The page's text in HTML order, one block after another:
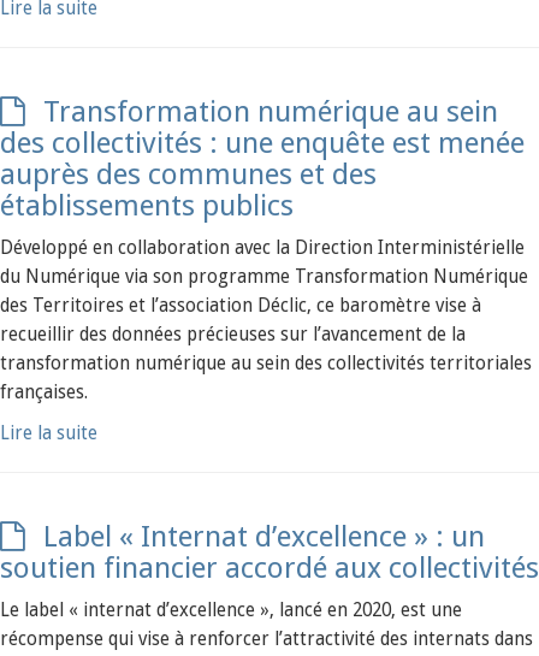
Lire la suite
Transformation numérique au sein
des collectivités : une enquête est menée
auprès des communes et des
établissements publics
Développé en collaboration avec la Direction Interministérielle
du Numérique via son programme Transformation Numérique
des Territoires et l’association Déclic, ce baromètre vise à
recueillir des données précieuses sur l’avancement de la
transformation numérique au sein des collectivités territoriales
françaises.
Lire la suite
Label « Internat d’excellence » : un
soutien financier accordé aux collectivités
Le label « internat d’excellence », lancé en 2020, est une
récompense qui vise à renforcer l’attractivité des internats dans